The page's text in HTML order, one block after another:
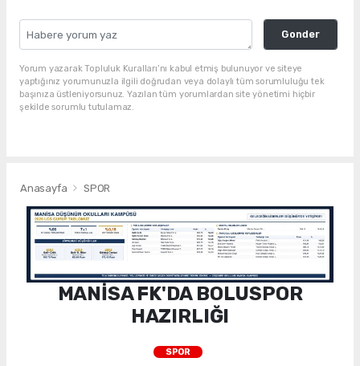
Gonder
Yorum yazarak Topluluk Kuralları’nı kabul etmiş bulunuyor ve siteye
yaptığınız yorumunuzla ilgili doğrudan veya dolaylı tüm sorumluluğu tek
başınıza üstleniyorsunuz. Yazılan tüm yorumlardan site yönetimi hiçbir
şekilde sorumlu tutulamaz.
Anasayfa SPOR
MANİSA FK'DA BOLUSPOR
HAZIRLIĞI
SPOR